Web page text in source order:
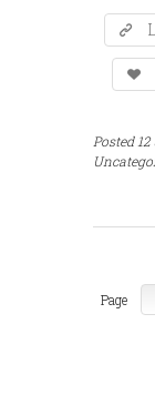
Posted
Page